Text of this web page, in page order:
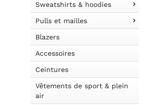
Sweatshirts & hoodies
Pulls et mailles
Blazers
Accessoires
Ceintures
Vêtements de sport & plein
air
Motley Denim Milan T-shirt
Anthracite
De 19,99 €